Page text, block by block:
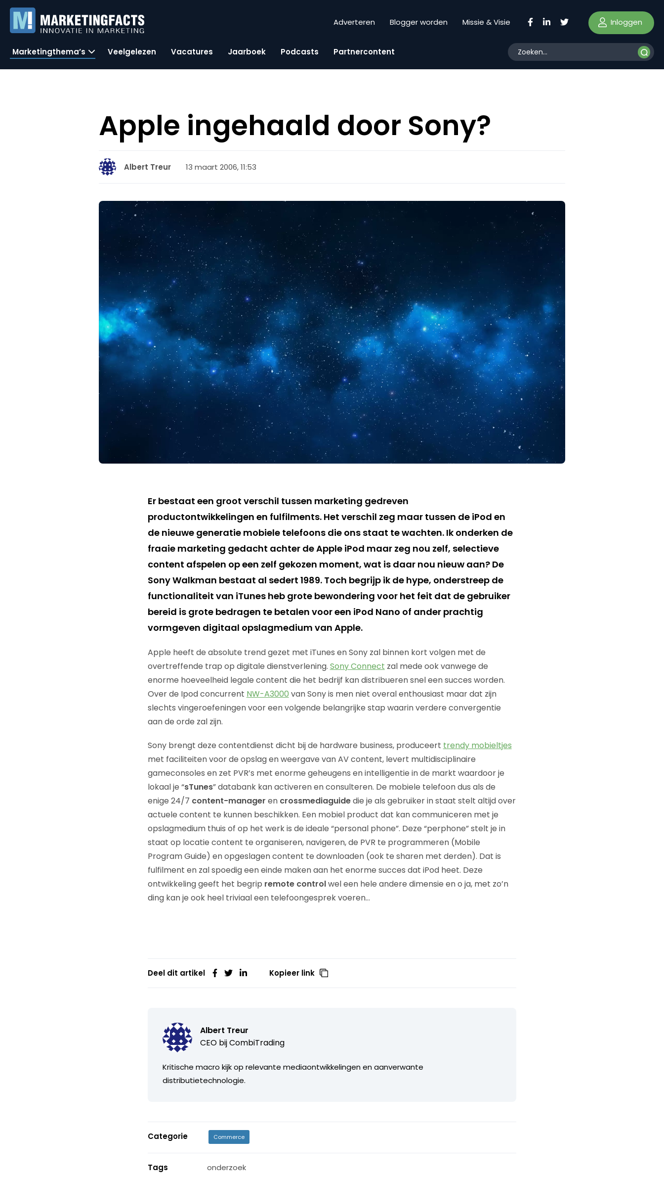
Adverteren Blogger worden Missie & Visie Inloggen
Marketingthema’s Veelgelezen Vacatures Jaarboek Podcasts Partnercontent
Apple ingehaald door Sony?
Albert Treur 13 maart 2006, 11:53
Er bestaat een groot verschil tussen marketing gedreven
productontwikkelingen en fulfilments. Het verschil zeg maar tussen de iPod en
de nieuwe generatie mobiele telefoons die ons staat te wachten. Ik onderken de
fraaie marketing gedacht achter de Apple iPod maar zeg nou zelf, selectieve
content afspelen op een zelf gekozen moment, wat is daar nou nieuw aan? De
Sony Walkman bestaat al sedert 1989. Toch begrijp ik de hype, onderstreep de
functionaliteit van iTunes heb grote bewondering voor het feit dat de gebruiker
bereid is grote bedragen te betalen voor een iPod Nano of ander prachtig
vormgeven digitaal opslagmedium van Apple.
Apple heeft de absolute trend gezet met iTunes en Sony zal binnen kort volgen met de
overtreffende trap op digitale dienstverlening. Sony Connect zal mede ook vanwege de
enorme hoeveelheid legale content die het bedrijf kan distribueren snel een succes worden.
Over de Ipod concurrent NW-A3000 van Sony is men niet overal enthousiast maar dat zijn
slechts vingeroefeningen voor een volgende belangrijke stap waarin verdere convergentie
aan de orde zal zijn.
Sony brengt deze contentdienst dicht bij de hardware business, produceert trendy mobieltjes
met faciliteiten voor de opslag en weergave van AV content, levert multidisciplinaire
gameconsoles en zet PVR’s met enorme geheugens en intelligentie in de markt waardoor je
lokaal je “sTunes” databank kan activeren en consulteren. De mobiele telefoon dus als de
enige 24/7 content-manager en crossmediaguidedie je als gebruiker in staat stelt altijd over
actuele content te kunnen beschikken. Een mobiel product dat kan communiceren met je
opslagmedium thuis of op het werk is de ideale “personal phone”. Deze “perphone” stelt je in
staat op locatie content te organiseren, navigeren, de PVR te programmeren (Mobile
Program Guide) en opgeslagen content te downloaden (ook te sharen met derden). Dat is
fulfilment en zal spoedig een einde maken aan het enorme succes dat iPod heet. Deze
ontwikkeling geeft het begrip remote controlwel een hele andere dimensie en o ja, met zo’n
ding kan je ook heel triviaal een telefoongesprek voeren…
Deel dit artikel Kopieer link
Albert Treur
CEO bijCombiTrading
Kritische macro kijk op relevante mediaontwikkelingen en aanverwante
distributietechnologie.
Categorie Commerce
Tags onderzoek